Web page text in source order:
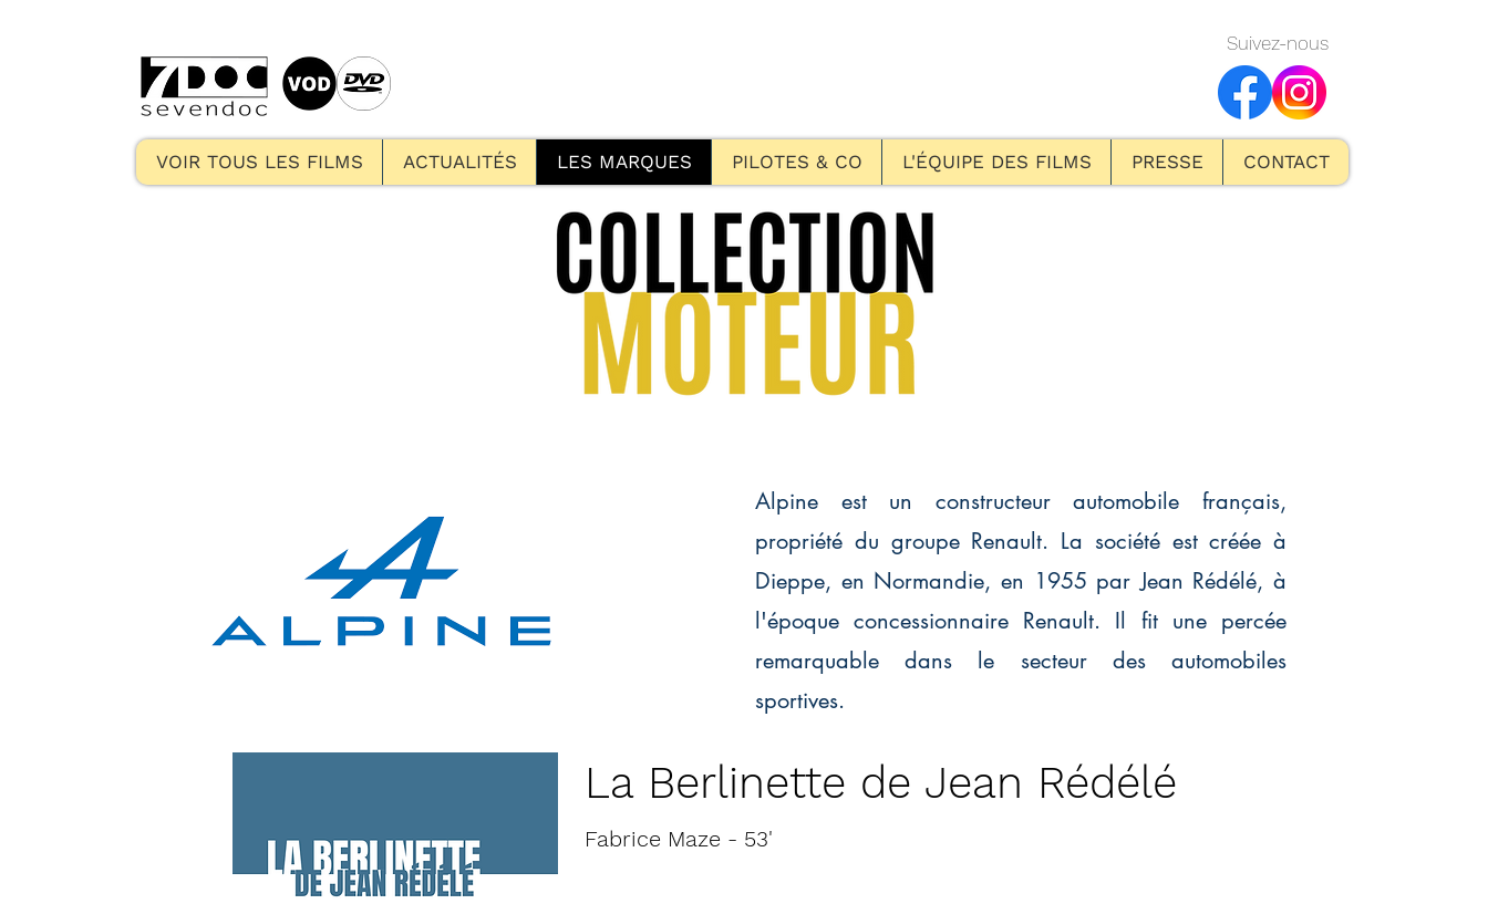
Suivez-nous
VOIR TOUS LES FILMS ACTUALITÉS LES MARQUES PILOTES & CO L'ÉQUIPE DES FILMS PRESSE CONTACT
Alpine est un constructeur automobile français,
propriété du groupe Renault. La société est créée à
Dieppe, en Normandie, en 1955 par Jean Rédélé, à
l'époque concessionnaire Renault. Il fit une percée
remarquable dans le secteur des automobiles
sportives.
La Berlinette de Jean Rédélé
Fabrice Maze - 53'